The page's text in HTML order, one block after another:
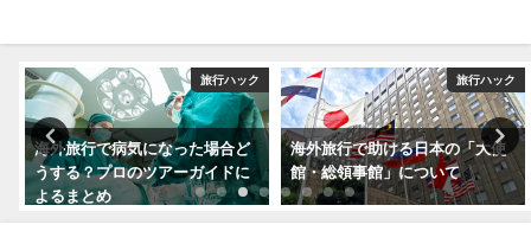
旅行ハック
海外旅行で病気になった場合ど
うする？プロのツアーガイドに
よるまとめ
旅行ハック
海外旅行で助ける日本の「大使
館・総領事館」について